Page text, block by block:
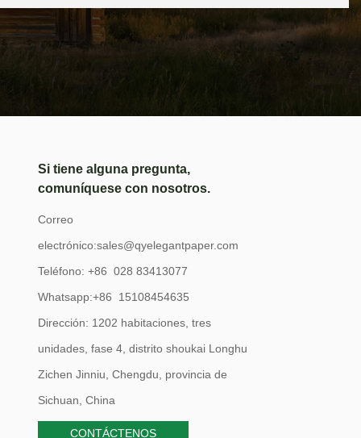
Si tiene alguna pregunta,
comuníquese con nosotros.
Correo
electrónico:sales@qyelegantpaper.com
Teléfono: +86 028 83413077
Whatsapp:+86 15108454635
Dirección: 1202 habitaciones, tres
unidades, fase 4, distrito shoukai Longhu
Zichen Jinniu, Chengdu, provincia de
Sichuan, China
CONTÁCTENOS